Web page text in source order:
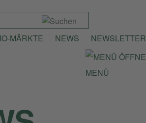
MÄRKTE NEWS NEWSLETTER
MENÜ